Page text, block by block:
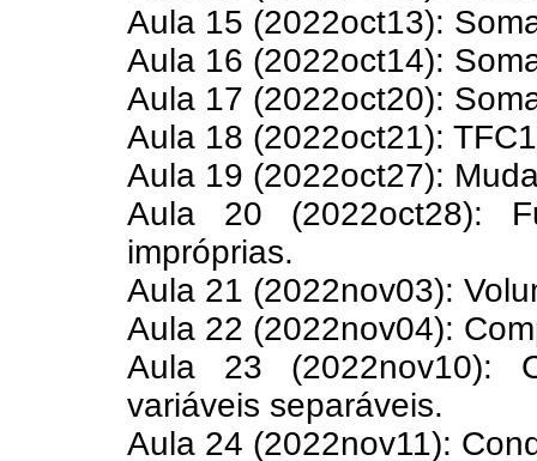
Aula 15 (2022oct13):
Aula 16 (2022oct14):
Aula 17 (2022oct20):
Aula 18 (2022oct21):
Aula 19 (2022oct27):
Aula 20 (2022oct28):
impróprias.
Aula 21 (2022nov03):
Aula 22 (2022nov04):
Aula 23 (2022nov10):
variáveis separáveis.
Aula 24 (2022nov11):